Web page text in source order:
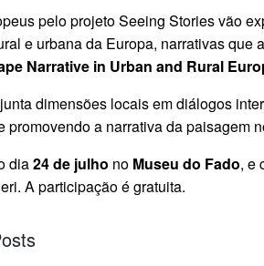
pelo projeto Seeing Stories vão
e urbana da Europa, narrativas
Narrative in Urban and Rural
dimensões locais em diálogos
promovendo a narrativa da paisagem
dia24 de julho no Museu do Fado, e
A participação é gratuita.